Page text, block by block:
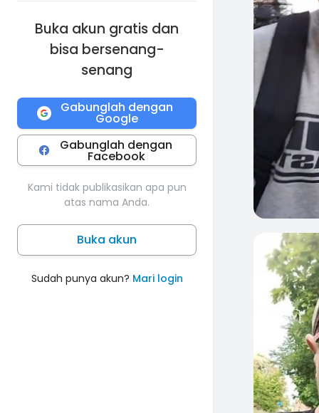
Buka akun gratis dan
bisa bersenang-
senang
Gabunglah dengan
Google
Gabunglah dengan
Facebook
Kami tidak publikasikan apa pun
atas nama Anda.
Buka akun
Sudah punya akun? Mari login
0